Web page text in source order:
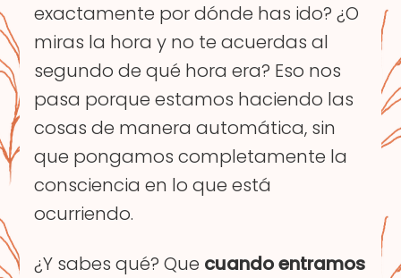
exactamente por dónde has ido? ¿O
miras la hora y no te acuerdas al
segundo de qué hora era? Eso nos
pasa porque estamos haciendo las
cosas de manera automática, sin
que pongamos completamente la
consciencia en lo que está
ocurriendo.
¿Y sabes qué? Que cuando entramos